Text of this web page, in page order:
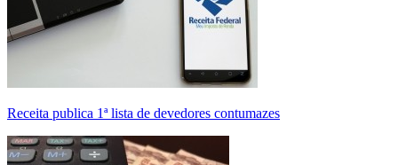
Receita publica 1ª lista de devedores contumazes